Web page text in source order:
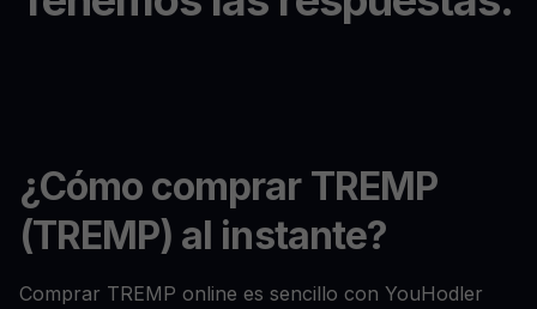
¿Cómo comprar TREMP
(TREMP) al instante?
Comprar TREMP online es sencillo con YouHodler